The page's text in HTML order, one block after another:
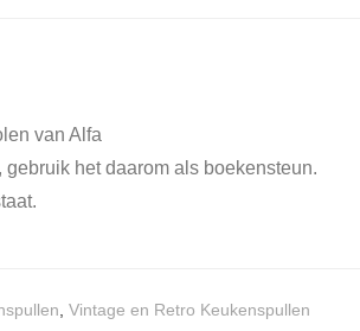
van Alfa
gebruik het daarom als boekensteun.
Vintage en Retro Keukenspullen